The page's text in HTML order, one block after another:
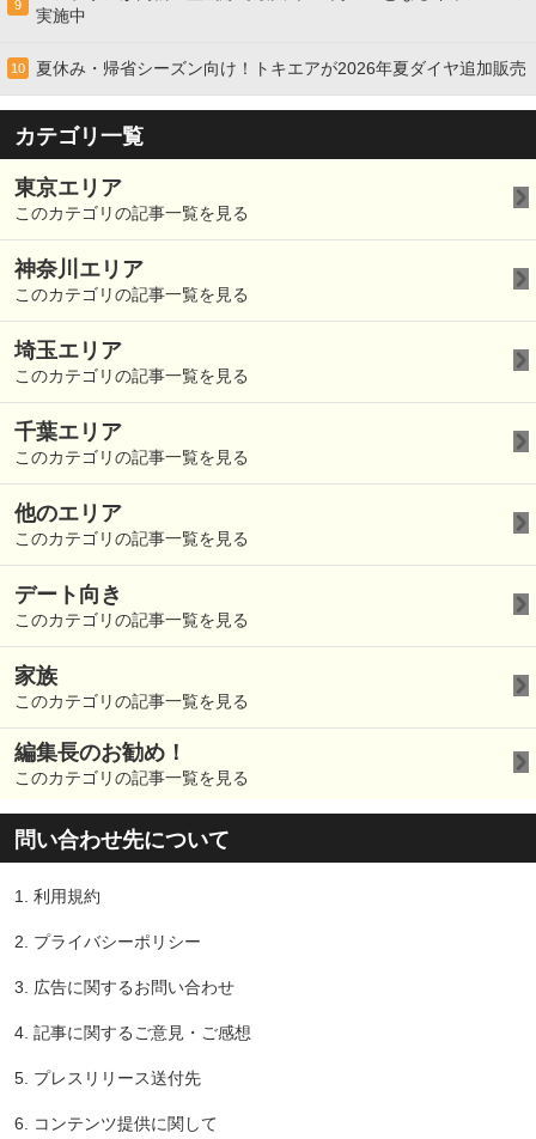
9
実施中
10 夏休み・帰省シーズン向け！トキエアが2026年夏ダイヤ追加販売
カテゴリ一覧
東京エリア
このカテゴリの記事一覧を見る
神奈川エリア
このカテゴリの記事一覧を見る
埼玉エリア
このカテゴリの記事一覧を見る
千葉エリア
このカテゴリの記事一覧を見る
他のエリア
このカテゴリの記事一覧を見る
デート向き
このカテゴリの記事一覧を見る
家族
このカテゴリの記事一覧を見る
編集長のお勧め！
このカテゴリの記事一覧を見る
問い合わせ先について
1. 利用規約
2. プライバシーポリシー
3. 広告に関するお問い合わせ
4. 記事に関するご意見・ご感想
5. プレスリリース送付先
6. コンテンツ提供に関して